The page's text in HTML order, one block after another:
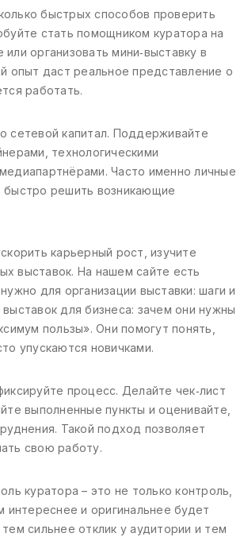
быстрых способов проверить
стать помощником куратора на
организовать мини‑выставку в
опыт даст реальное представление о
работать.
сетевой капитал. Поддерживайте
технологическими
Часто именно личные
быстро решить возникающие
карьерный рост, изучите
выставок. На нашем сайте есть
для организации выставки: шаги и
для бизнеса: зачем они нужны
пользы». Они помогут понять,
упускаются новичками.
процесс. Делайте чек‑лист
выполненные пункты и оценивайте,
Такой подход позволяет
свою работу.
куратора – это не только контроль,
интереснее и оригинальнее будет
сильнее отклик у аудитории и тем